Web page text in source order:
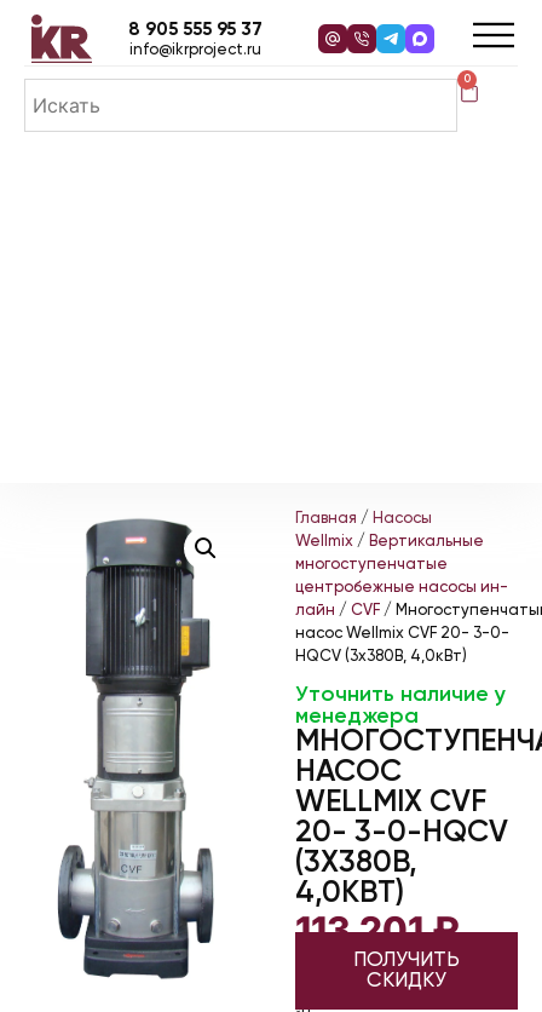
0
8 905 555 95 37
info@ikrproject.ru
Главная / Насосы
Wellmix / Вертикальные
многоступенчатые
центробежные насосы ин-
лайн / CVF /
насос Wellmix CVF 20- 3-0-
HQCV (3х380В, 4,0кВт)
Уточнить наличие у
менеджера
НАСОС
WELLMIX CVF
20- 3-0-HQCV
(3Х380В,
4,0КВТ)
113 201₽
ПОЛУЧИТЬ
СКИДКУ